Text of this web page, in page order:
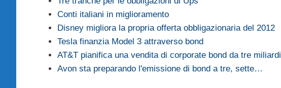
Conti italiani in miglioramento
Disney migliora la propria offerta obbligazionaria del 2012
Tesla finanzia Model 3 attraverso bond
AT&T pianifica una vendita di corporate bond da tre miliardi
Avon sta preparando l'emissione di bond a tre, sette…